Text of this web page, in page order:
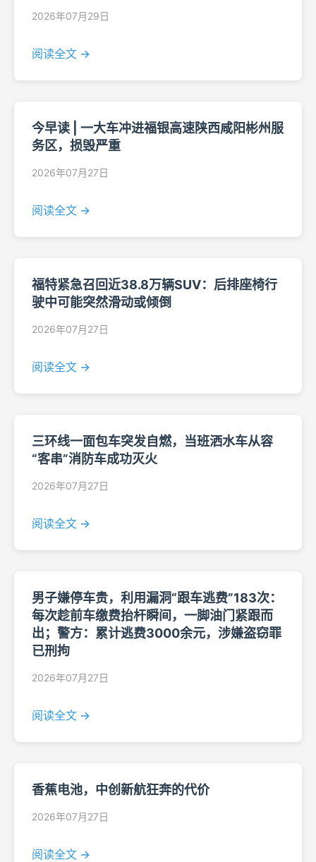
2026年07月29日
阅读全文 →
今早读 | 一大车冲进福银高速陕西咸阳彬州服
务区，损毁严重
2026年07月27日
阅读全文 →
福特紧急召回近38.8万辆SUV：后排座椅行
驶中可能突然滑动或倾倒
2026年07月27日
阅读全文 →
三环线一面包车突发自燃，当班洒水车从容
“客串”消防车成功灭火
2026年07月27日
阅读全文 →
男子嫌停车贵，利用漏洞“跟车逃费”183次：
每次趁前车缴费抬杆瞬间，一脚油门紧跟而
出；警方：累计逃费3000余元，涉嫌盗窃罪
已刑拘
2026年07月27日
阅读全文 →
香蕉电池，中创新航狂奔的代价
2026年07月27日
阅读全文 →